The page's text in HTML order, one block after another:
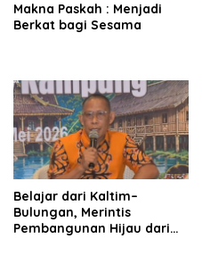
Makna Paskah : Menjadi
Berkat bagi Sesama
Belajar dari Kaltim–
Bulungan, Merintis
Pembangunan Hijau dari